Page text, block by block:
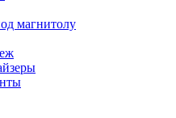
магнитолу